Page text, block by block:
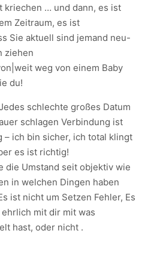
kriechen … und dann, es ist
Zeitraum, es ist
Sie aktuell sind jemand neu-
ziehen
weg von einem Baby
du!
schlechte großes Datum
schlagen Verbindung ist
– ich bin sicher, ich total klingt
es ist richtig!
die Umstand seit objektiv wie
in welchen Dingen haben
ist nicht um Setzen Fehler, Es
mit dir mit was
hast, oder nicht .